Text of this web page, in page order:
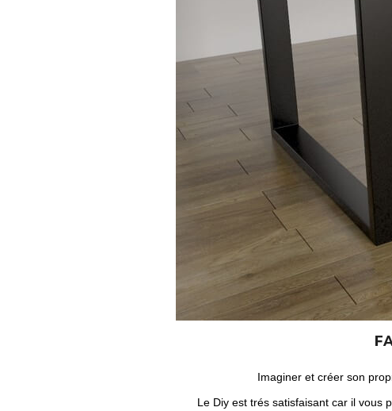
Imaginer et créer son
Le Diy est trés satisfaisant car il vous